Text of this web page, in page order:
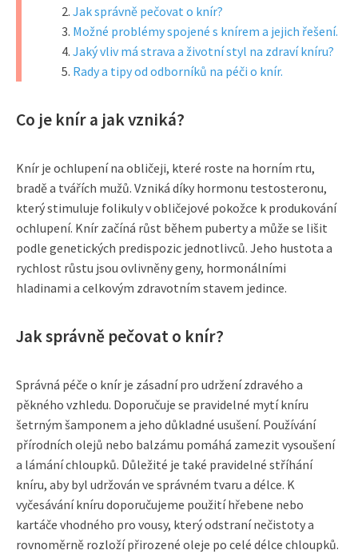
Jak správně pečovat o knír?
Možné problémy spojené s knírem a jejich řešení.
Jaký vliv má strava a životní styl na zdraví kníru?
Rady a tipy od odborníků na péči o knír.
Co je knír a jak vzniká?
Knír je ochlupení na obličeji, které roste na horním rtu,
bradě a tvářích mužů. Vzniká díky hormonu testosteronu,
který stimuluje folikuly v obličejové pokožce k produkování
ochlupení. Knír začíná růst během puberty a může se lišit
podle genetických predispozic jednotlivců. Jeho hustota a
rychlost růstu jsou ovlivněny geny, hormonálními
hladinami a celkovým zdravotním stavem jedince.
Jak správně pečovat o knír?
Správná péče o knír je zásadní pro udržení zdravého a
pěkného vzhledu. Doporučuje se pravidelné mytí kníru
šetrným šamponem a jeho důkladné usušení. Používání
přírodních olejů nebo balzámu pomáhá zamezit vysoušení
a lámání chloupků. Důležité je také pravidelné stříhání
kníru, aby byl udržován ve správném tvaru a délce. K
vyčesávání kníru doporučujeme použití hřebene nebo
kartáče vhodného pro vousy, který odstraní nečistoty a
rovnoměrně rozloží přirozené oleje po celé délce chloupků.